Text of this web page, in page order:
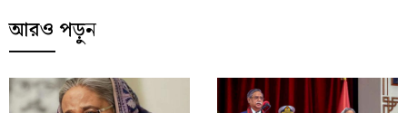
আরও পড়ুন